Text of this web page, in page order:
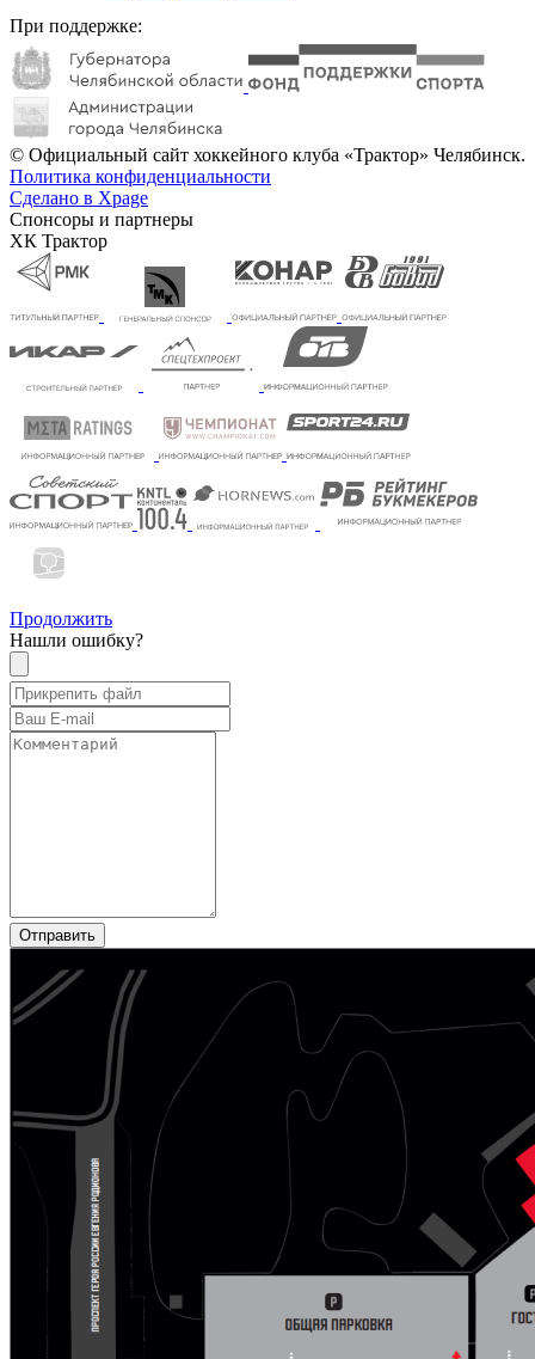
При поддержке:
© Официальный сайт хоккейного клуба «Трактор» Челябинск.
Политика конфиденциальности
Сделано в Xpage
Спонсоры и партнеры
ХК Трактор
Продолжить
Нашли ошибку?